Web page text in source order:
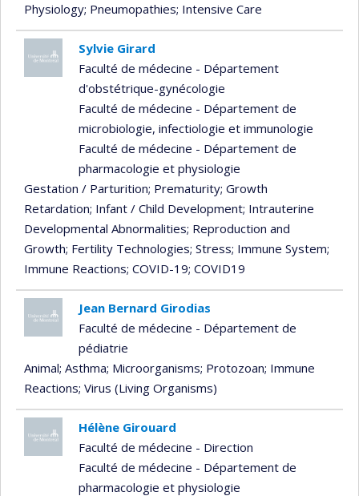
Physiology; Pneumopathies; Intensive Care
Sylvie Girard
Faculté de médecine - Département
d'obstétrique-gynécologie
Faculté de médecine - Département de
microbiologie, infectiologie et immunologie
Faculté de médecine - Département de
pharmacologie et physiologie
Gestation / Parturition; Prematurity; Growth
Retardation; Infant / Child Development; Intrauterine
Developmental Abnormalities; Reproduction and
Growth; Fertility Technologies; Stress; Immune System;
Immune Reactions; COVID-19; COVID19
Jean Bernard Girodias
Faculté de médecine - Département de
pédiatrie
Animal; Asthma; Microorganisms; Protozoan; Immune
Reactions; Virus (Living Organisms)
Hélène Girouard
Faculté de médecine - Direction
Faculté de médecine - Département de
pharmacologie et physiologie